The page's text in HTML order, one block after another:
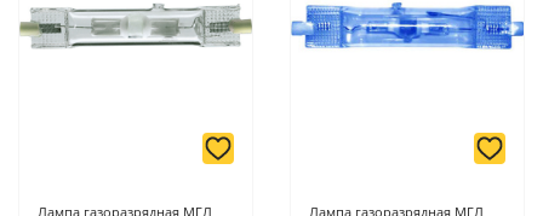
Лампа газоразрядная МГЛ
Лампа газоразрядная МГЛ